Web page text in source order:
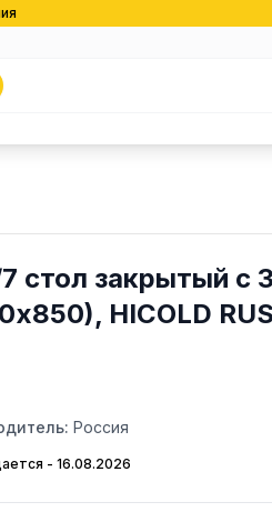
стол закрытый с
HICOLD RUS
Россия
- 16.08.2026